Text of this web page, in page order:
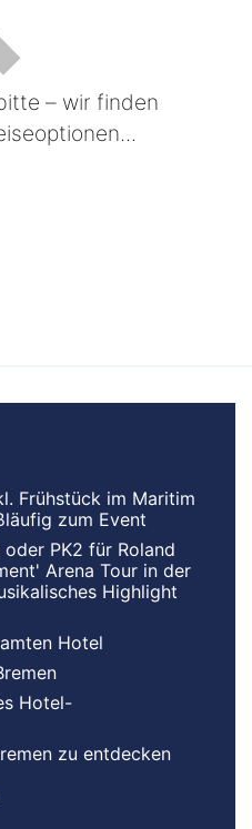
– wir finden
Frühstück im Maritim
zum Event
PK2 für Roland
Arena Tour in der
Highlight
Hotel
Hotel-
zu entdecken